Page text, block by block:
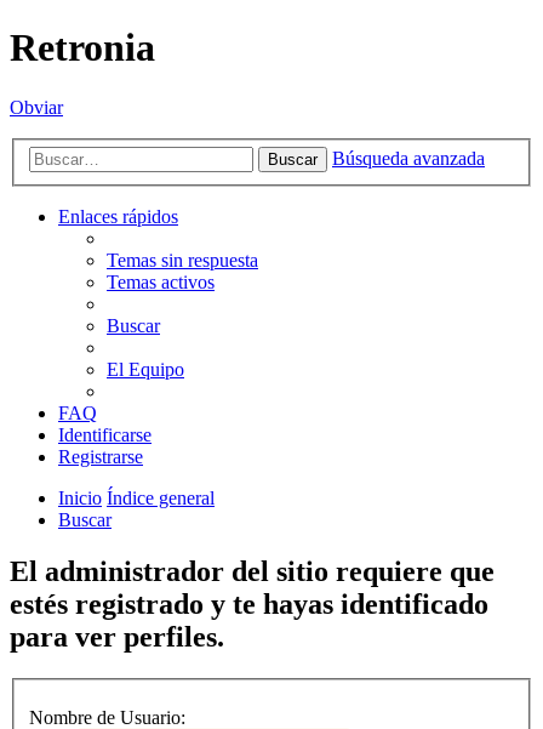
Retronia
Obviar
Buscar Búsqueda avanzada
Enlaces rápidos
Temas sin respuesta
Temas activos
Buscar
El Equipo
FAQ
Identificarse
Registrarse
Inicio Índice general
Buscar
El administrador del sitio requiere que
estés registrado y te hayas identificado
para ver perfiles.
Nombre de Usuario: